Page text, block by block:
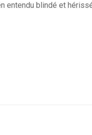
entendu blindé et